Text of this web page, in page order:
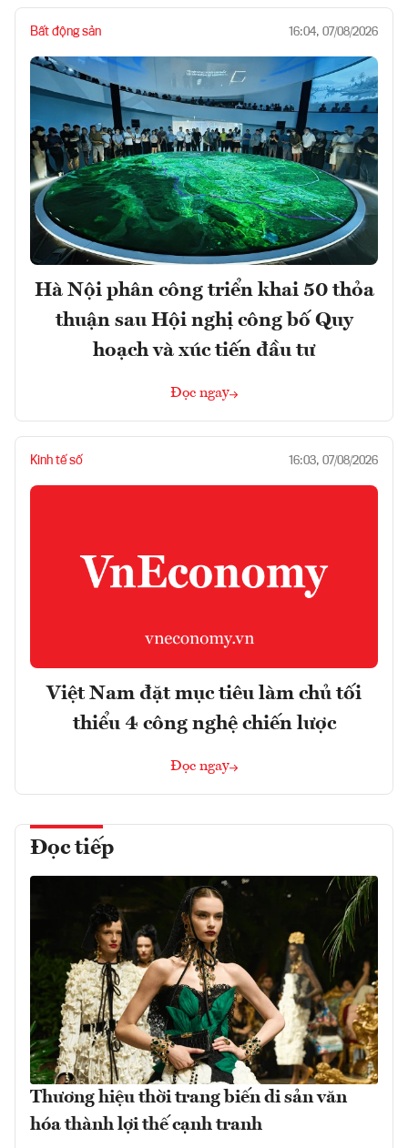
Bất động sản 16:04, 07/08/2026
Hà Nội phân công triển khai 50 thỏa
thuận sau Hội nghị công bố Quy
hoạch và xúc tiến đầu tư
Đọc ngay
Kinh tế số 16:03, 07/08/2026
Việt Nam đặt mục tiêu làm chủ tối
thiểu 4 công nghệ chiến lược
Đọc ngay
Đọc tiếp
Thương hiệu thời trang biến di sản văn
hóa thành lợi thế cạnh tranh